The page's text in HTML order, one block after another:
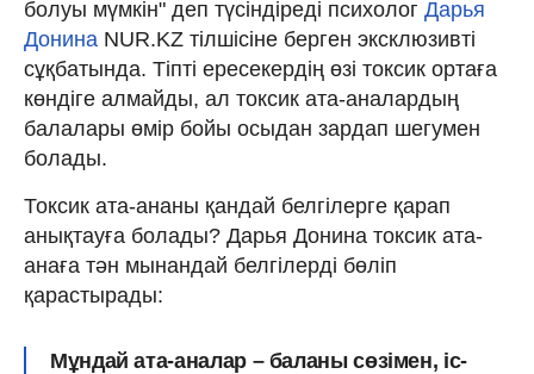
болуы мүмкін" деп түсіндіреді психолог Дарья
Донина NUR.KZ тілшісіне берген эксклюзивті
сұқбатында. Тіпті ересекердің өзі токсик ортаға
көндіге алмайды, ал токсик ата-аналардың
балалары өмір бойы осыдан зардап шегумен
болады.
Токсик ата-ананы қандай белгілерге қарап
анықтауға болады? Дарья Донина токсик ата-
анаға тән мынандай белгілерді бөліп
қарастырады:
Мұндай ата-аналар – баланы сөзімен, іс-